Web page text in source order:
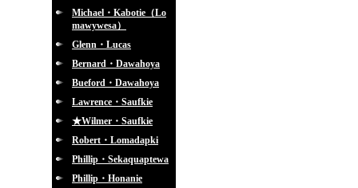
Michael・Kabotie（Lo
mawywesa）
Glenn・Lucas
Bernard・Dawahoya
Bueford・Dawahoya
Lawrence・Saufkie
★Wilmer・Saufkie
Robert・Lomadapki
Phillip・Sekaquaptewa
Phillip・Honanie